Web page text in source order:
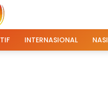
INTERNASIONAL